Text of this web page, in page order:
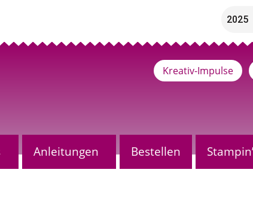
Kreativ-Impulse
Anleitungen Bestellen